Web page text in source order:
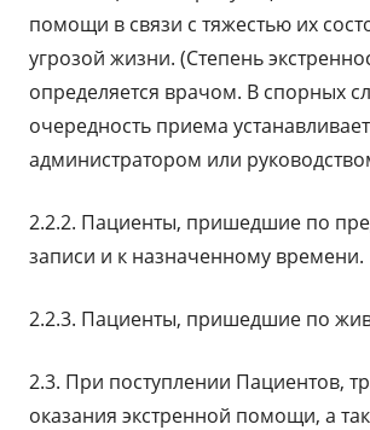
помощи в связи с тяжестью их
угрозой жизни. (Степень
определяется врачом. В спорных
очередность приема
администратором или
2.2.2. Пациенты, пришедшие по
записи и к назначенному времени.
2.2.3. Пациенты, пришедшие по
2.3. При поступлении Пациентов,
оказания экстренной помощи, а